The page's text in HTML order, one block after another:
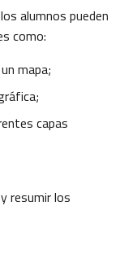
alumnos pueden
como:
mapa;
capas
resumir los